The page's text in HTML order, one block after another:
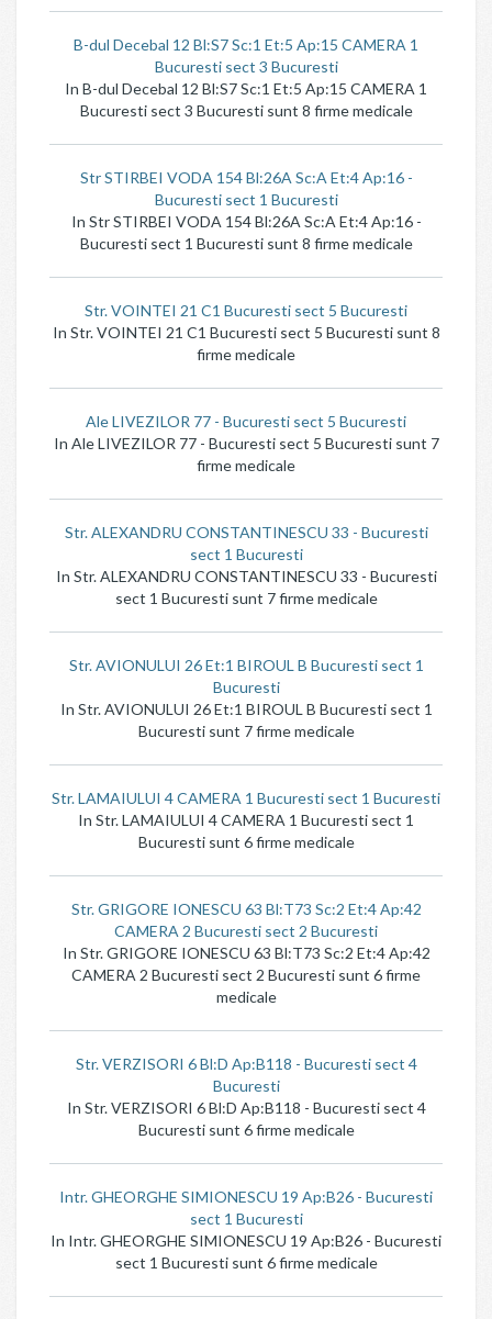
B-dul Decebal 12 Bl:S7 Sc:1 Et:5 Ap:15 CAMERA 1
Bucuresti sect 3 Bucuresti
In B-dul Decebal 12 Bl:S7 Sc:1 Et:5 Ap:15 CAMERA 1
Bucuresti sect 3 Bucuresti sunt 8 firme medicale
Str STIRBEI VODA 154 Bl:26A Sc:A Et:4 Ap:16 -
Bucuresti sect 1 Bucuresti
In Str STIRBEI VODA 154 Bl:26A Sc:A Et:4 Ap:16 -
Bucuresti sect 1 Bucuresti sunt 8 firme medicale
Str. VOINTEI 21 C1 Bucuresti sect 5 Bucuresti
In Str. VOINTEI 21 C1 Bucuresti sect 5 Bucuresti sunt 8
firme medicale
Ale LIVEZILOR 77 - Bucuresti sect 5 Bucuresti
In Ale LIVEZILOR 77 - Bucuresti sect 5 Bucuresti sunt 7
firme medicale
Str. ALEXANDRU CONSTANTINESCU 33 - Bucuresti
sect 1 Bucuresti
In Str. ALEXANDRU CONSTANTINESCU 33 - Bucuresti
sect 1 Bucuresti sunt 7 firme medicale
Str. AVIONULUI 26 Et:1 BIROUL B Bucuresti sect 1
Bucuresti
In Str. AVIONULUI 26 Et:1 BIROUL B Bucuresti sect 1
Bucuresti sunt 7 firme medicale
Str. LAMAIULUI 4 CAMERA 1 Bucuresti sect 1 Bucuresti
In Str. LAMAIULUI 4 CAMERA 1 Bucuresti sect 1
Bucuresti sunt 6 firme medicale
Str. GRIGORE IONESCU 63 Bl:T73 Sc:2 Et:4 Ap:42
CAMERA 2 Bucuresti sect 2 Bucuresti
In Str. GRIGORE IONESCU 63 Bl:T73 Sc:2 Et:4 Ap:42
CAMERA 2 Bucuresti sect 2 Bucuresti sunt 6 firme
medicale
Str. VERZISORI 6 Bl:D Ap:B118 - Bucuresti sect 4
Bucuresti
In Str. VERZISORI 6 Bl:D Ap:B118 - Bucuresti sect 4
Bucuresti sunt 6 firme medicale
Intr. GHEORGHE SIMIONESCU 19 Ap:B26 - Bucuresti
sect 1 Bucuresti
In Intr. GHEORGHE SIMIONESCU 19 Ap:B26 - Bucuresti
sect 1 Bucuresti sunt 6 firme medicale